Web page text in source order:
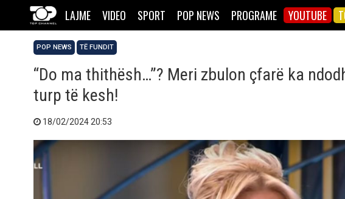
LAJME VIDEO SPORT POP NEWS PROGRAME YOUTUBE
POP NEWS TË FUNDIT
“Do ma thithësh…”? Meri zbulon çfarë ka
turp të kesh!
18/02/2024 20:53